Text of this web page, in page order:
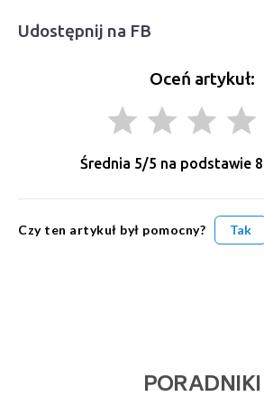
Udostępnij na FB
Oceń artykuł:
grade grade grade grade
Średnia 5/5 na podstawie
Czy ten artykuł był pomocny? Tak
PORADNIKI